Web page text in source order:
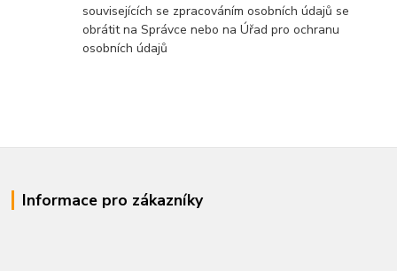
souvisejících se zpracováním osobních údajů se
obrátit na Správce nebo na Úřad pro ochranu
osobních údajů
Informace pro zákazníky